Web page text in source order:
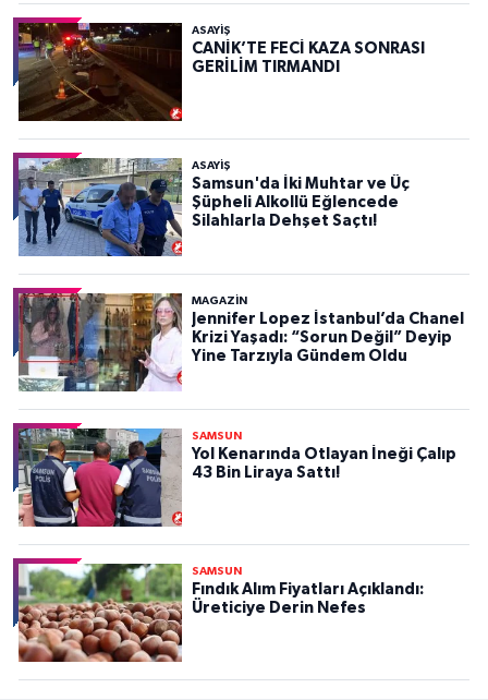
ASAYIŞ
CANİK’TE FECİ KAZA SONRASI
GERİLİM TIRMANDI
ASAYIŞ
Samsun'da İki Muhtar ve Üç
Şüpheli Alkollü Eğlencede
Silahlarla Dehşet Saçtı!
MAGAZİN
Jennifer Lopez İstanbul’da Chanel
Krizi Yaşadı: “Sorun Değil” Deyip
Yine Tarzıyla Gündem Oldu
SAMSUN
Yol Kenarında Otlayan İneği Çalıp
43 Bin Liraya Sattı!
SAMSUN
Fındık Alım Fiyatları Açıklandı:
Üreticiye Derin Nefes